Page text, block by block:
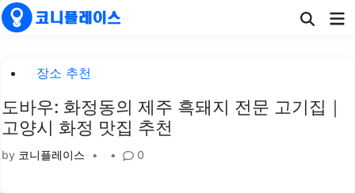
Skip
to
Posted장소 추천
도바우: 화정동의 제주 흑돼지 전문 고기집｜
고양시 화정 맛집 추천
by 코니플레이스 • • 0